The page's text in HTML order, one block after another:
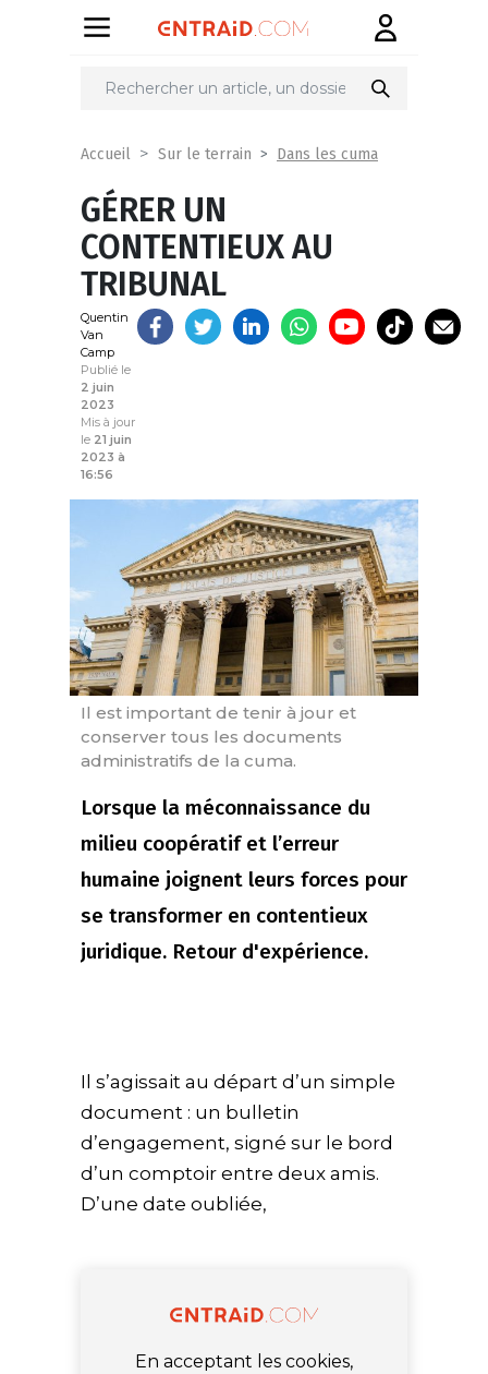
Partager
Accueil Sur le terrain Dans les cuma
GÉRER UN
CONTENTIEUX AU
TRIBUNAL
Quentin
Van
Camp
Publié le
2 juin
2023
Mis à jour
le 21 juin
2023 à
16:56
Il est important de tenir à jour et
conserver tous les documents
administratifs de la cuma.
Lorsque la méconnaissance du
milieu coopératif et l’erreur
humaine joignent leurs forces pour
se transformer en contentieux
juridique. Retour d'expérience.
Il s’agissait au départ d’un simple
document : un bulletin
d’engagement, signé sur le bord
d’un comptoir entre deux amis.
D’une date oubliée,
En acceptant les cookies,